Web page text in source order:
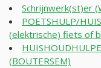
Schrijnwerk(st)er
POETSHULP/
(elektrische) fiets of
(BOUTERSEM)